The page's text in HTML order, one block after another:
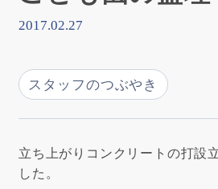
2017.02.27
スタッフのつぶやき
立ち上がりコンクリートの打設
した。